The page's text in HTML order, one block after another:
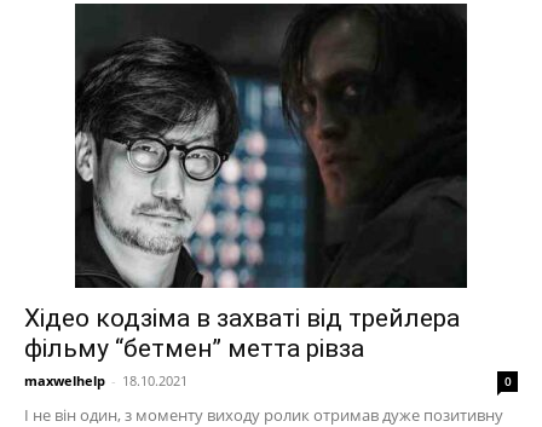
Хідео кодзіма в захваті від трейлера
фільму “бетмен” метта рівза
maxwelhelp - 18.10.2021 0
І не він один, з моменту виходу ролик отримав дуже позитивну